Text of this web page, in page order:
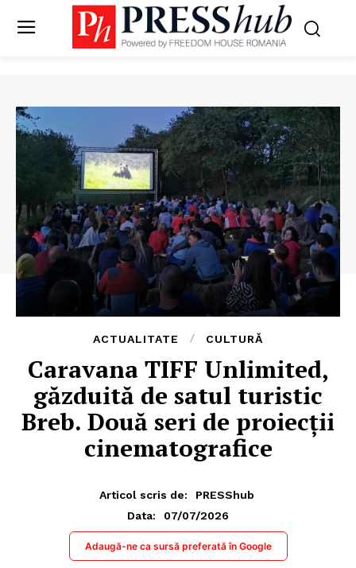
ACTUALITATE CULTURĂ
Caravana TIFF Unlimited,
găzduită de satul turistic
Breb. Două seri de proiecţii
cinematografice
Articol scris de:
PRESShub
Data:
07/07/2026
Adaugă-ne ca sursă preferată în Google